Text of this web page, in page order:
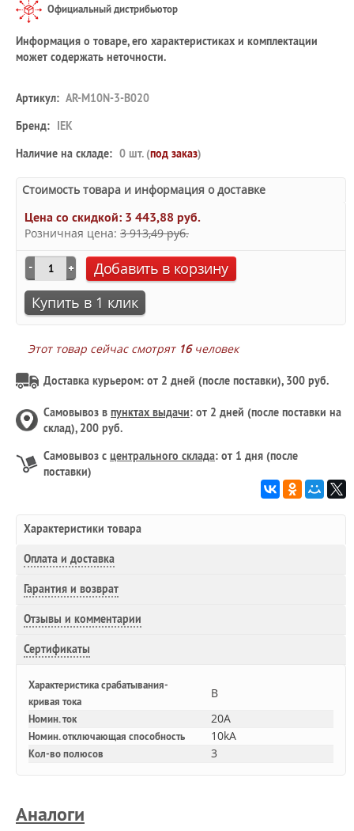
Официальный дистрибьютор
Информация о товаре, его характеристиках и комплектации
может содержать неточности.
Артикул: AR-M10N-3-B020
Бренд: IEK
Наличие на складе: 0 шт. (под заказ)
Стоимость товара и информация о доставке
Цена со скидкой: 3 443,88 руб.
Розничная цена: 3 913,49 руб.
Добавить в корзину
Купить в 1 клик
Этот товар сейчас смотрят 16человек
Доставка курьером: от 2 дней (после поставки), 300 руб.
Самовывоз в пунктах выдачи: от 2 дней (после поставки на
склад), 200 руб.
Самовывоз с центрального склада: от 1 дня (после
поставки)
Характеристики товара
Оплата и доставка
Гарантия и возврат
Отзывы и комментарии
Сертификаты
Характеристика срабатывания-
кривая тока
B
Номин. ток 20A
Номин. отключающая способность 10kA
Кол-во полюсов 3
Аналоги